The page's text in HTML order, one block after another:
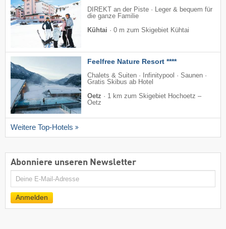
DIREKT an der Piste · Leger & bequem für
die ganze Familie
Kühtai · 0 m zum Skigebiet Kühtai
Feelfree Nature Resort ****
Chalets & Suiten · Infinitypool · Saunen ·
Gratis Skibus ab Hotel
Oetz · 1 km zum Skigebiet Hochoetz –
Oetz
Weitere Top-Hotels
Abonniere unseren Newsletter
E-
Anmelden